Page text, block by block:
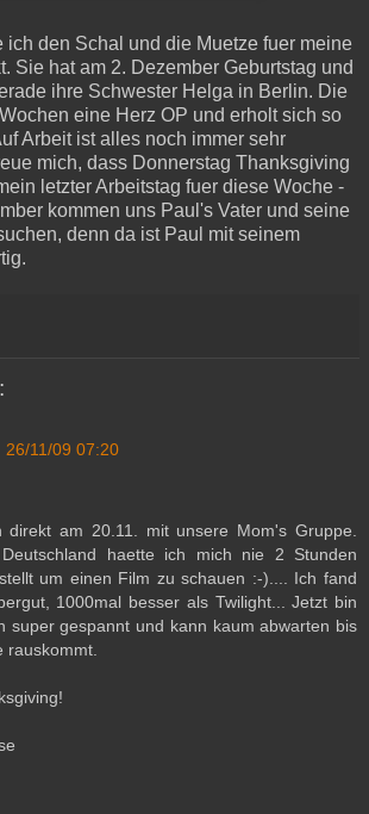
ich den Schal und die Muetze fuer meine
Sie hat am 2. Dezember Geburtstag und
ihre Schwester Helga in Berlin. Die
eine Herz OP und erholt sich so
Arbeit ist alles noch immer sehr
mich, dass Donnerstag Thanksgiving
letzter Arbeitstag fuer diese Woche -
kommen uns Paul's Vater und seine
denn da ist Paul mit seinem
26/11/09 07:20
direkt am 20.11. mit unsere Mom's Gruppe.
haette ich mich nie 2 Stunden
um einen Film zu schauen :-).... Ich fand
1000mal besser als Twilight... Jetzt bin
super gespannt und kann kaum abwarten bis
rauskommt.